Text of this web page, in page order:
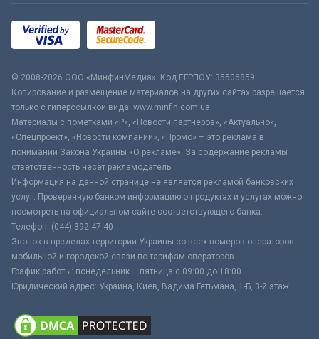
© 2008-2026 ООО «МинфинМедиа». Код ЕГРПОУ: 35506859
Копирование и размещение материалов на других сайтах разрешается
только с гиперссылкой вида: www.minfin.com.ua
Материалы с пометками «Р», «Новости партнёров», «Актуально»,
«Спецпроект», «Новости компаний», «Промо» – это реклама в
понимании Закона Украины «О рекламе». За содержание рекламы
ответственность несёт рекламодатель.
Информация на данной странице не является рекламой банковских
услуг. Проверенную банком информацию о продуктах и услугах можно
посмотреть на официальном сайте соответствующего банка.
Телефон: (044) 392-47-40
Звонок в пределах территории Украины со всех номеров операторов
мобильной и городской связи по тарифам операторов
График работы: понедельник – пятница с 09:00 до 18:00
Юридический адрес: Украина, Киев, Вадима Гетьмана, 1-Б, 3-й этаж